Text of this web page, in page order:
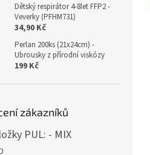
Dětský respirátor 4-8let FFP2 -
Veverky (PFHM731)
34,90 Kč
Perlan 200ks (21x24cm) -
Ubrousky z přírodní viskózy
199 Kč
zákazníků
PUL: - MIX